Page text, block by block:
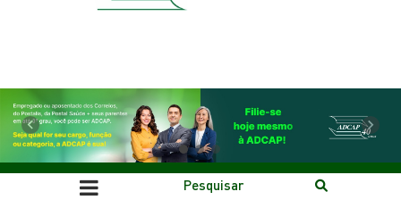
Previous Next